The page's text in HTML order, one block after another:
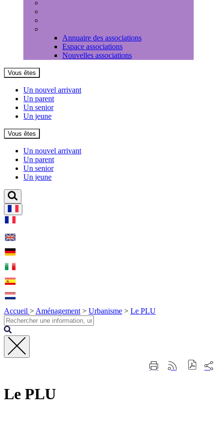
Annuaire des associations
Espace associations
Nouvelles associations
Vous êtes
Un nouvel arrivant
Un parent
Un senior
Un jeune
Vous êtes
Un nouvel arrivant
Un parent
Un senior
Un jeune
Accueil > Aménagement > Urbanisme > Le PLU
Fermer
ImprimerGénérer
sur
Le PLU